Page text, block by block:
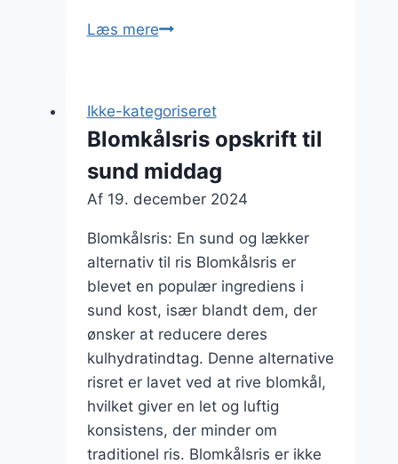
Læs mereBlomkålsris
hvidløg
Ikke-kategoriseret
Blomkålsris opskrift til
sund middag
Af 19. december 2024
Blomkålsris: En sund og lækker
alternativ til ris Blomkålsris er
blevet en populær ingrediens i
sund kost, især blandt dem, der
ønsker at reducere deres
kulhydratindtag. Denne alternative
risret er lavet ved at rive blomkål,
hvilket giver en let og luftig
konsistens, der minder om
traditionel ris. Blomkålsris er ikke